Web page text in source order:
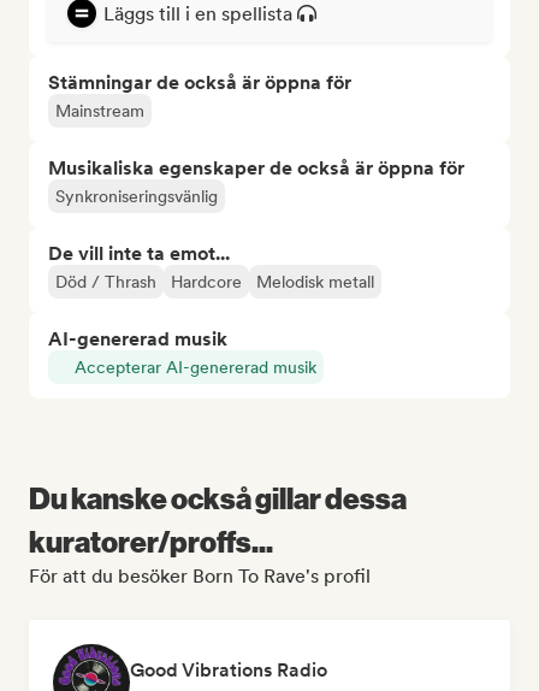
Läggs till i en spellista
Stämningar de också är öppna för
Mainstream
Musikaliska egenskaper de också är öppna för
Synkroniseringsvänlig
De vill inte ta emot...
Död / Thrash Hardcore Melodisk metall
AI-genererad musik
Accepterar AI-genererad musik
Du kanske också gillar dessa
kuratorer/proffs...
För att du besöker Born To Rave's profil
Good Vibrations Radio